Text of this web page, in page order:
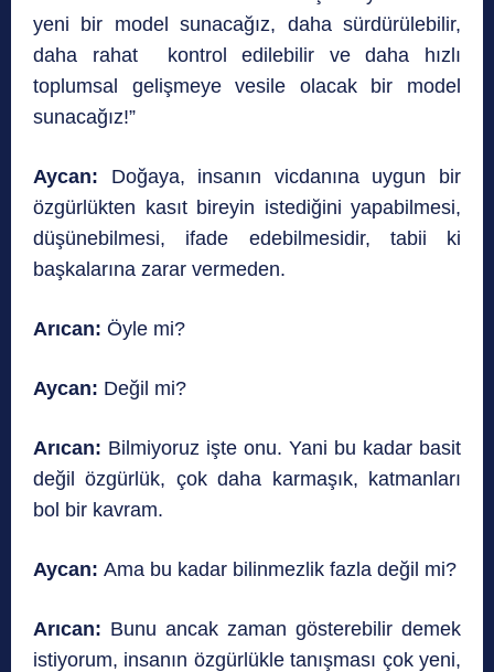
yeni bir model sunacağız, daha sürdürülebilir,
daha rahat kontrol edilebilir ve daha hızlı
toplumsal gelişmeye vesile olacak bir model
sunacağız!”
Aycan: Doğaya, insanın vicdanına uygun bir
özgürlükten kasıt bireyin istediğini yapabilmesi,
düşünebilmesi, ifade edebilmesidir, tabii ki
başkalarına zarar vermeden.
Arıcan: Öyle mi?
Aycan: Değil mi?
Arıcan: Bilmiyoruz işte onu. Yani bu kadar basit
değil özgürlük, çok daha karmaşık, katmanları
bol bir kavram.
Aycan: Ama bu kadar bilinmezlik fazla değil mi?
Arıcan: Bunu ancak zaman gösterebilir demek
istiyorum, insanın özgürlükle tanışması çok yeni,